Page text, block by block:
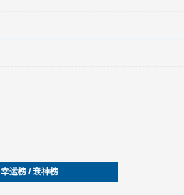
幸运榜 / 衰神榜